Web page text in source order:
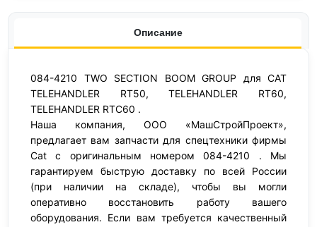
Описание
084-4210 TWO SECTION BOOM GROUP для CAT
TELEHANDLER RT50, TELEHANDLER RT60,
TELEHANDLER RTC60 .
Наша компания, ООО «МашСтройПроект»,
предлагает вам запчасти для спецтехники фирмы
Cat с оригинальным номером 084-4210 . Мы
гарантируем быструю доставку по всей России
(при наличии на складе), чтобы вы могли
оперативно восстановить работу вашего
оборудования. Если вам требуется качественный